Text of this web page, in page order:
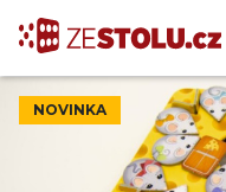
NOVINKA